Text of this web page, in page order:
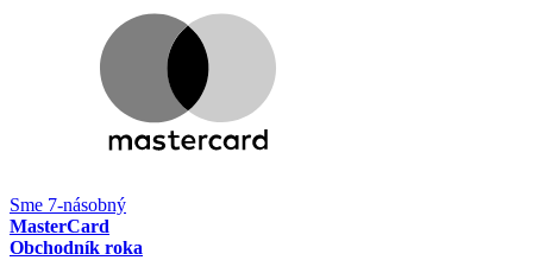
Sme 7-násobný
MasterCard
Obchodník roka